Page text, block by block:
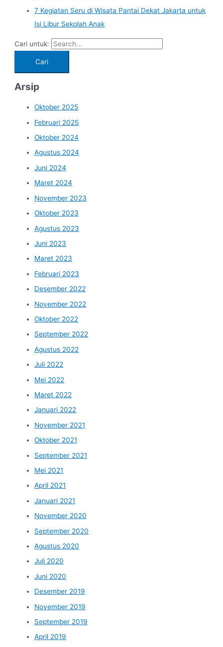
7 Kegiatan Seru di Wisata Pantai Dekat Jakarta untuk
Isi Libur Sekolah Anak
Cari untuk:
Arsip
Oktober 2025
Februari 2025
Oktober 2024
Agustus 2024
Juni 2024
Maret 2024
November 2023
Oktober 2023
Agustus 2023
Juni 2023
Maret 2023
Februari 2023
Desember 2022
November 2022
Oktober 2022
September 2022
Agustus 2022
Juli 2022
Mei 2022
Maret 2022
Januari 2022
November 2021
Oktober 2021
September 2021
Mei 2021
April 2021
Januari 2021
November 2020
September 2020
Agustus 2020
Juli 2020
Juni 2020
Desember 2019
November 2019
September 2019
April 2019